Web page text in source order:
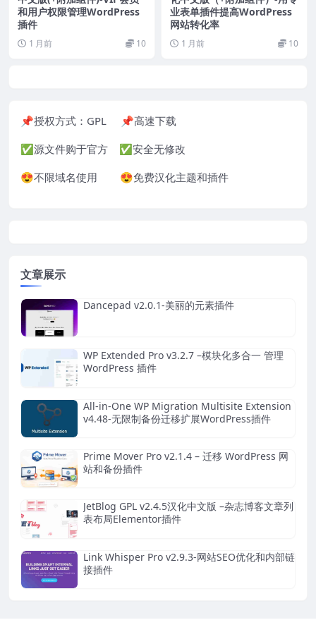
和用户权限管理WordPress
插件
1 月前 10
业表单插件提高WordPress
网站转化率
1 月前 10
📌授权方式：GPL 📌高速下载
✅源文件购于官方 ✅安全无修改
😍不限域名使用 😍免费汉化主题和插件
文章展示
Dancepad v2.0.1-美丽的元素插件
WP Extended Pro v3.2.7 –模块化多合一 管理
WordPress 插件
All-in-One WP Migration Multisite Extension
v4.48-无限制备份迁移扩展WordPress插件
Prime Mover Pro v2.1.4 – 迁移 WordPress 网
站和备份插件
JetBlog GPL v2.4.5汉化中文版 –杂志博客文章列
表布局Elementor插件
Link Whisper Pro v2.9.3-网站SEO优化和内部链
接插件